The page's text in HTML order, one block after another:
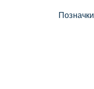
Позначки